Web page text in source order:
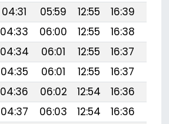
04:31 05:59 12:55 16:39
04:33 06:00 12:55 16:38
04:34 06:01 12:55 16:37
04:35 06:01 12:55 16:37
04:36 06:02 12:54 16:36
04:37 06:03 12:54 16:36